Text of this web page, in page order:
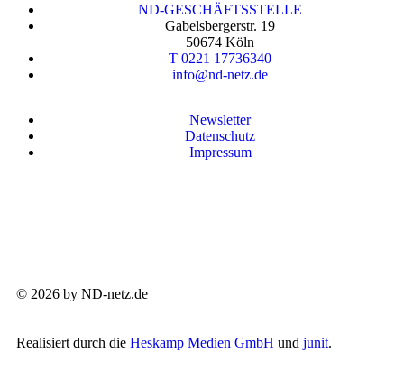
ND-GESCHÄFTSSTELLE
Gabelsbergerstr. 19
50674 Köln
T 0221 17736340
info@nd-netz.de
Newsletter
Datenschutz
Impressum
© 2026 by ND-netz.de
Realisiert durch die Heskamp Medien GmbH und junit.